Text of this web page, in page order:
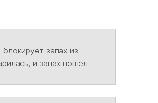
запах из
и запах пошел